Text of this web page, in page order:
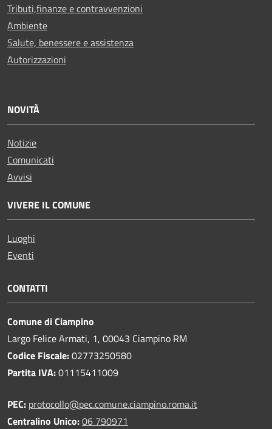
Tributi,finanze e contravvenzioni
Ambiente
Salute, benessere e assistenza
Autorizzazioni
NOVITÀ
Notizie
Comunicati
Avvisi
VIVERE IL COMUNE
Luoghi
Eventi
CONTATTI
Comune di Ciampino
Largo Felice Armati, 1, 00043 Ciampino RM
Codice Fiscale:02773250580
Partita IVA:01115411009
PEC: protocollo@pec.comune.ciampino.roma.it
Centralino Unico:06 790971